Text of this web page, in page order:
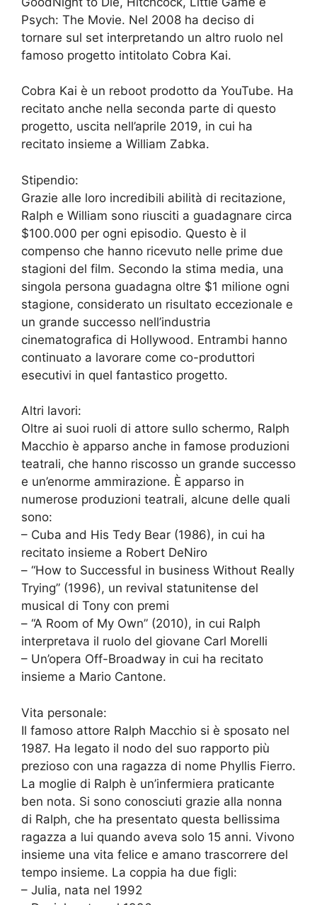
Psych: The Movie. Nel 2008 ha deciso di
tornare sul set interpretando un altro ruolo nel
famoso progetto intitolato Cobra Kai.
Cobra Kai è un reboot prodotto da YouTube. Ha
recitato anche nella seconda parte di questo
progetto, uscita nell’aprile 2019, in cui ha
recitato insieme a William Zabka.
Stipendio:
Grazie alle loro incredibili abilità di recitazione,
Ralph e William sono riusciti a guadagnare circa
$100.000 per ogni episodio. Questo è il
compenso che hanno ricevuto nelle prime due
stagioni del film. Secondo la stima media, una
singola persona guadagna oltre $1 milione ogni
stagione, considerato un risultato eccezionale e
un grande successo nell’industria
cinematografica di Hollywood. Entrambi hanno
continuato a lavorare come co-produttori
esecutivi in quel fantastico progetto.
Altri lavori:
Oltre ai suoi ruoli di attore sullo schermo, Ralph
Macchio è apparso anche in famose produzioni
teatrali, che hanno riscosso un grande successo
e un’enorme ammirazione. È apparso in
numerose produzioni teatrali, alcune delle quali
sono:
– Cuba and His Tedy Bear (1986), in cui ha
recitato insieme a Robert DeNiro
– “How to Successful in business Without Really
Trying” (1996), un revival statunitense del
musical di Tony con premi
– “A Room of My Own” (2010), in cui Ralph
interpretava il ruolo del giovane Carl Morelli
– Un’opera Off-Broadway in cui ha recitato
insieme a Mario Cantone.
Vita personale:
Il famoso attore Ralph Macchio si è sposato nel
1987. Ha legato il nodo del suo rapporto più
prezioso con una ragazza di nome Phyllis Fierro.
La moglie di Ralph è un’infermiera praticante
ben nota. Si sono conosciuti grazie alla nonna
di Ralph, che ha presentato questa bellissima
ragazza a lui quando aveva solo 15 anni. Vivono
insieme una vita felice e amano trascorrere del
tempo insieme. La coppia ha due figli:
– Julia, nata nel 1992